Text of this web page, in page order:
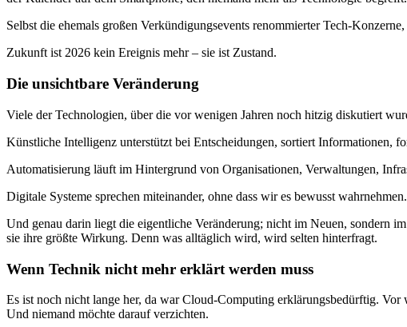
Selbst die ehemals großen Verkündigungsevents renommierter Tech-
Zukunft ist 2026 kein Ereignis mehr – sie ist Zustand.
Die unsichtbare Veränderung
Viele der Technologien, über die vor wenigen Jahren noch hitzig diskutiert
Künstliche Intelligenz unterstützt bei Entscheidungen, sortiert Informationen,
Automatisierung läuft im Hintergrund von Organisationen, Verwaltungen,
Digitale Systeme sprechen miteinander, ohne dass wir es bewusst wahrnehmen.
Und genau darin liegt die eigentliche Veränderung; nicht im Neuen, sondern
sie ihre größte Wirkung. Denn was alltäglich wird, wird selten hinterfragt.
Wenn Technik nicht mehr erklärt werden muss
Es ist noch nicht lange her, da war Cloud-Computing erklärungsbedürftig.
Und niemand möchte darauf verzichten.